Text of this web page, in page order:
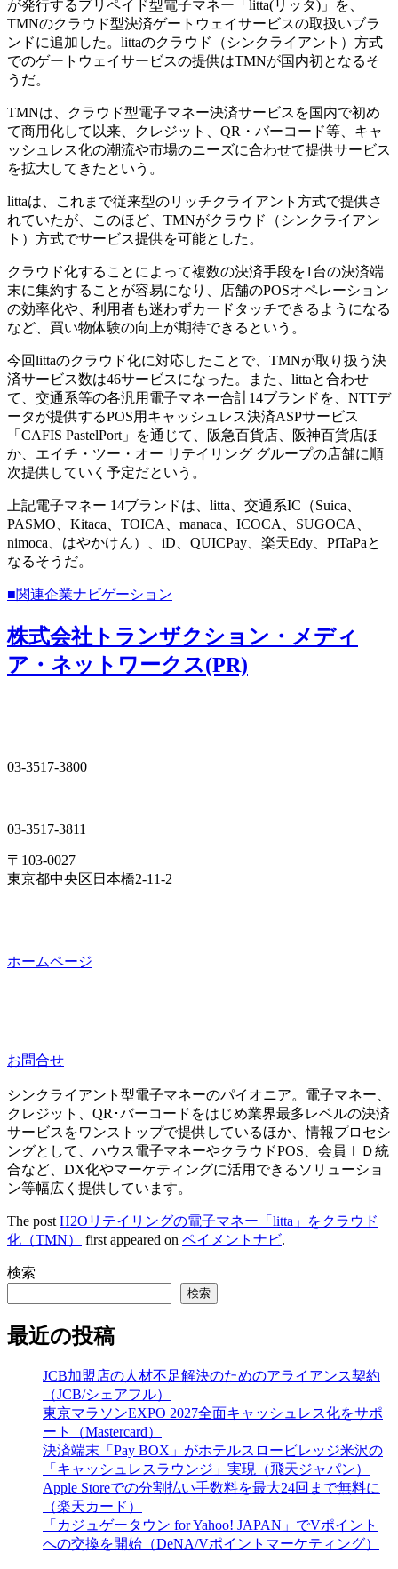
が発行するプリペイド型電子マネー「litta(リッタ)」を、
TMNのクラウド型決済ゲートウェイサービスの取扱いブラ
ンドに追加した。littaのクラウド（シンクライアント）方式
でのゲートウェイサービスの提供はTMNが国内初となるそ
うだ。
TMNは、クラウド型電子マネー決済サービスを国内で初め
て商用化して以来、クレジット、QR・バーコード等、キャ
ッシュレス化の潮流や市場のニーズに合わせて提供サービス
を拡大してきたという。
littaは、これまで従来型のリッチクライアント方式で提供さ
れていたが、このほど、TMNがクラウド（シンクライアン
ト）方式でサービス提供を可能とした。
クラウド化することによって複数の決済手段を1台の決済端
末に集約することが容易になり、店舗のPOSオペレーション
の効率化や、利用者も迷わずカードタッチできるようになる
など、買い物体験の向上が期待できるという。
今回littaのクラウド化に対応したことで、TMNが取り扱う決
済サービス数は46サービスになった。また、littaと合わせ
て、交通系等の各汎用電子マネー合計14ブランドを、NTTデ
ータが提供するPOS用キャッシュレス決済ASPサービス
「CAFIS PastelPort」を通じて、阪急百貨店、阪神百貨店ほ
か、エイチ・ツー・オー リテイリング グループの店舗に順
次提供していく予定だという。
上記電子マネー 14ブランドは、litta、交通系IC（Suica、
PASMO、Kitaca、TOICA、manaca、ICOCA、SUGOCA、
nimoca、はやかけん）、iD、QUICPay、楽天Edy、PiTaPaと
なるそうだ。
■関連企業ナビゲーション
株式会社トランザクション・メディ
ア・ネットワークス(PR)
03-3517-3800
03-3517-3811
〒103-0027
東京都中央区日本橋2-11-2
ホームページ
お問合せ
シンクライアント型電子マネーのパイオニア。電子マネー、
クレジット、QR･バーコードをはじめ業界最多レベルの決済
サービスをワンストップで提供しているほか、情報プロセシ
ングとして、ハウス電子マネーやクラウドPOS、会員ＩＤ統
合など、DX化やマーケティングに活用できるソリューショ
ン等幅広く提供しています。
The post H2Oリテイリングの電子マネー「litta」をクラウド
化（TMN）
first appeared on ペイメントナビ.
検索
検索
最近の投稿
JCB加盟店の人材不足解決のためのアライアンス契約
（JCB/シェアフル）
東京マラソンEXPO 2027全面キャッシュレス化をサポ
ート（Mastercard）
決済端末「Pay BOX」がホテルスロービレッジ米沢の
「キャッシュレスラウンジ」実現（飛天ジャパン）
Apple Storeでの分割払い手数料を最大24回まで無料に
（楽天カード）
「カジュゲータウン for Yahoo! JAPAN」でVポイント
への交換を開始（DeNA/Vポイントマーケティング）